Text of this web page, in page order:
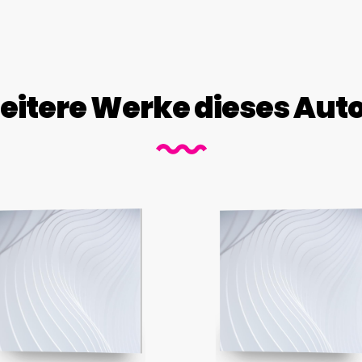
Werke dieses